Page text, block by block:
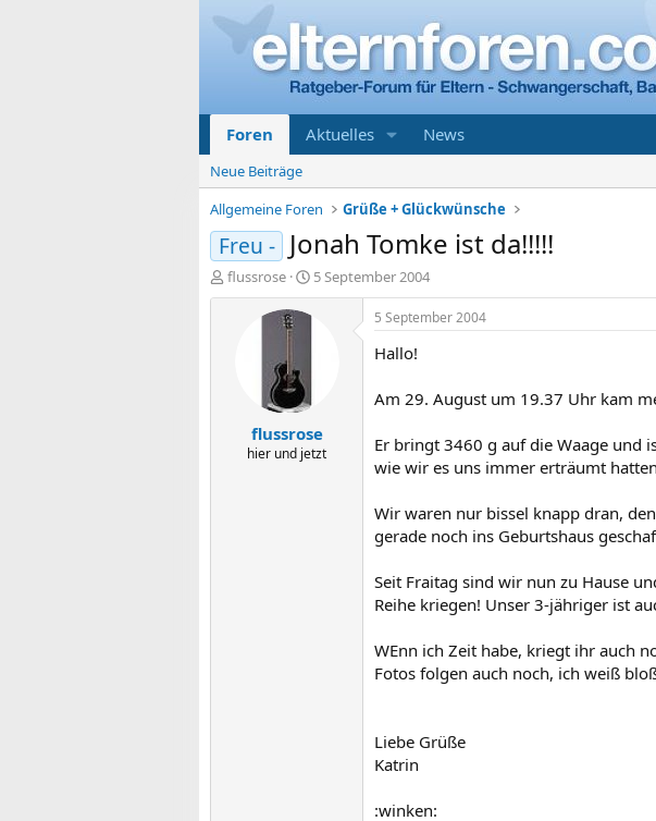
Foren Aktuelles News
Neue Beiträge
Allgemeine Foren
Grüße + Glückwünsche
Freu - Jonah Tomke ist da!!!!!
E
r
flussrose
E
r
a
m
5 September 2004
flussrose
hier und jetzt
5 September 2004
Hallo!
Am 29. August um 19.37 Uhr kam
Er bringt 3460 g auf die Waage und
wie wir es uns immer erträumt
Wir waren nur bissel knapp dran,
gerade noch ins Geburtshaus
Seit Fraitag sind wir nun zu Hause
Reihe kriegen! Unser 3-jähriger ist
WEnn ich Zeit habe, kriegt ihr auch
Fotos folgen auch noch, ich weiß
Liebe Grüße
Katrin
:winken: